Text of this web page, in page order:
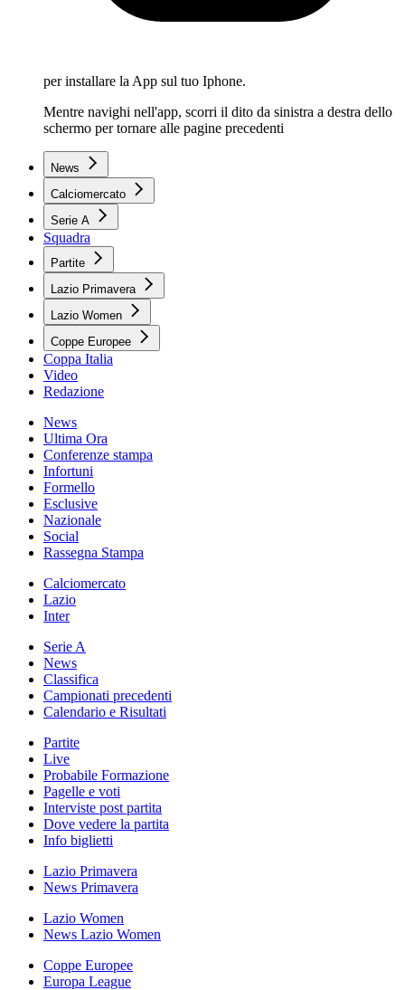
per installare la App sul tuo Iphone.
Mentre navighi nell'app, scorri il dito da sinistra a destra dello
schermo per tornare alle pagine precedenti
News
Calciomercato
Serie A
Squadra
Partite
Lazio Primavera
Lazio Women
Coppe Europee
Coppa Italia
Video
Redazione
News
Ultima Ora
Conferenze stampa
Infortuni
Formello
Esclusive
Nazionale
Social
Rassegna Stampa
Calciomercato
Lazio
Inter
Serie A
News
Classifica
Campionati precedenti
Calendario e Risultati
Partite
Live
Probabile Formazione
Pagelle e voti
Interviste post partita
Dove vedere la partita
Info biglietti
Lazio Primavera
News Primavera
Lazio Women
News Lazio Women
Coppe Europee
Europa League